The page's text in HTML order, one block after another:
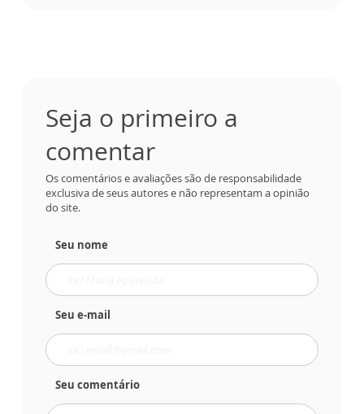
Seja o primeiro a
comentar
Os comentários e avaliações são de responsabilidade
exclusiva de seus autores e não representam a opinião
do site.
Seu nome
Seu e-mail
Seu comentário